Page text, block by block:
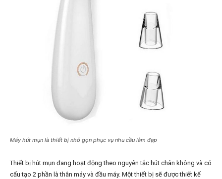
Máy hút mụn là thiết bị nhỏ gọn phục vụ nhu cầu làm đẹp
Thiết bị hút mụn đang hoạt động theo nguyên tắc hút chân không và có
cấu tạo 2 phần là thân máy và đầu máy. Một thiết bị sẽ được thiết kế